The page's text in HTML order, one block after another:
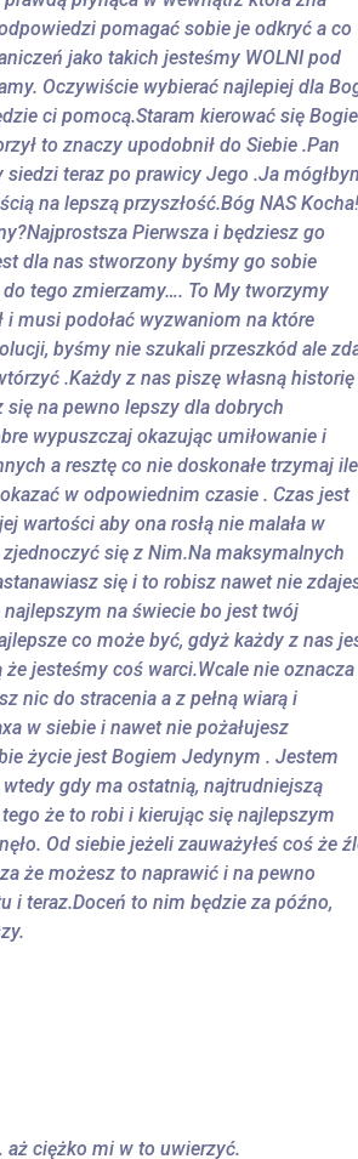
pomagać sobie je odkryć a co
jako takich jesteśmy WOLNI pod
Oczywiście wybierać najlepiej dla
ci pomocą.Staram kierować się
to znaczy upodobnił do Siebie .Pan
teraz po prawicy Jego .Ja
na lepszą przyszłość.Bóg NAS
Pierwsza i będziesz go
dla nas stworzony byśmy go sobie
tego zmierzamy…. To My tworzymy
i musi podołać wyzwaniom na które
byśmy nie szukali przeszkód ale
.Każdy z nas piszę własną
na pewno lepszy dla dobrych
wypuszczaj okazując umiłowanie i
a resztę co nie doskonałe trzymaj ile
w odpowiednim czasie . Czas jest
wartości aby ona rosłą nie malała w
się z Nim.Na maksymalnych
się i to robisz nawet nie
na świecie bo jest twój
co może być, gdyż każdy z nas
jesteśmy coś warci.Wcale nie oznacza
nic do stracenia a z pełną wiarą i
w siebie i nawet nie pożałujesz
życie jest Bogiem Jedynym . Jestem
gdy ma ostatnią, najtrudniejszą
że to robi i kierując się najlepszym
Od siebie jeżeli zauważyłeś coś że
że możesz to naprawić i na pewno
i teraz.Doceń to nim będzie za późno,
aż ciężko mi w to uwierzyć.